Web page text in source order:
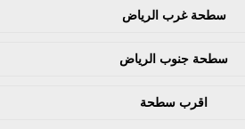
سطحة غرب الرياض
سطحة جنوب الرياض
اقرب سطحة